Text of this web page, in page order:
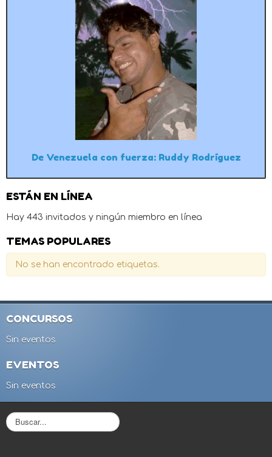
De Venezuela con fuerza: Ruddy Rodríguez
ESTÁN EN LÍNEA
Hay 443 invitados y ningún miembro en línea
TEMAS POPULARES
No se han encontrado etiquetas.
CONCURSOS
Sin eventos
EVENTOS
Sin eventos
B
u